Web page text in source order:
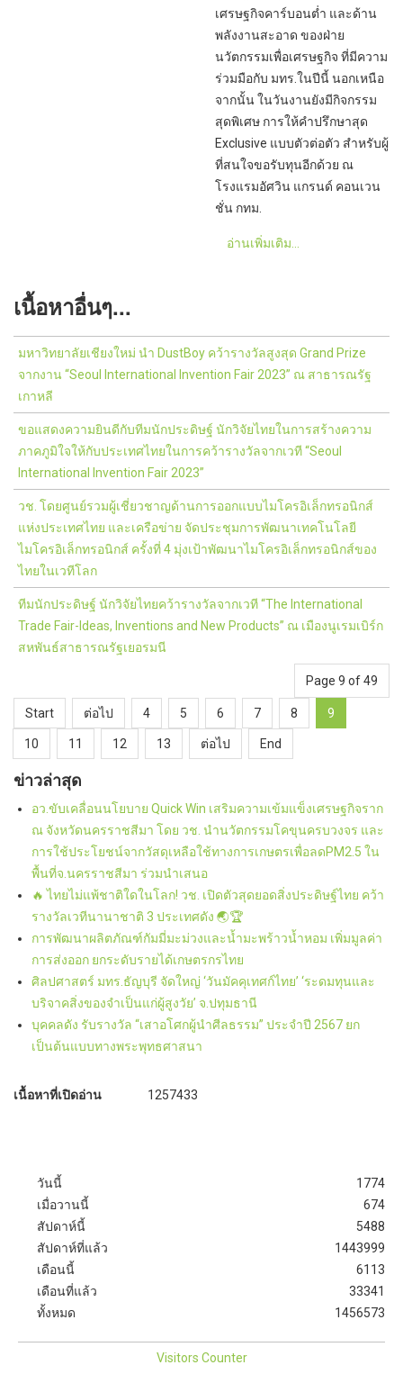
เศรษฐกิจคาร์บอนต่ำ และด้าน
พลังงานสะอาด ของฝ่าย
นวัตกรรมเพื่อเศรษฐกิจ ที่มีความ
ร่วมมือกับ มทร.ในปีนี้ นอกเหนือ
จากนั้น ในวันงานยังมีกิจกรรม
สุดพิเศษ การให้คำปรึกษาสุด
Exclusive แบบตัวต่อตัว สำหรับผู้
ที่สนใจขอรับทุนอีกด้วย ณ
โรงแรมอัศวิน แกรนด์ คอนเวน
ชั่น กทม.
อ่านเพิ่มเติม...
เนื้อหาอื่นๆ...
มหาวิทยาลัยเชียงใหม่ นำ DustBoy คว้ารางวัลสูงสุด Grand Prize
จากงาน “Seoul International Invention Fair 2023” ณ สาธารณรัฐ
เกาหลี
ขอแสดงความยินดีกับทีมนักประดิษฐ์ นักวิจัยไทยในการสร้างความ
ภาคภูมิใจให้กับประเทศไทยในการคว้ารางวัลจากเวที “Seoul
International Invention Fair 2023”
วช. โดยศูนย์รวมผู้เชี่ยวชาญด้านการออกแบบไมโครอิเล็กทรอนิกส์
แห่งประเทศไทย และเครือข่าย จัดประชุมการพัฒนาเทคโนโลยี
ไมโครอิเล็กทรอนิกส์ ครั้งที่ 4 มุ่งเป้าพัฒนาไมโครอิเล็กทรอนิกส์ของ
ไทยในเวทีโลก
ทีมนักประดิษฐ์ นักวิจัยไทยคว้ารางวัลจากเวที “The International
Trade Fair-Ideas, Inventions and New Products” ณ เมืองนูเรมเบิร์ก
สหพันธ์สาธารณรัฐเยอรมนี
Page 9 of 49
Start ต่อไป 4 5 6 7 8 9
10 11 12 13 ต่อไป End
ข่าวล่าสุด
อว.ขับเคลื่อนนโยบาย Quick Win เสริมความเข้มแข็งเศรษฐกิจราก
ณ จังหวัดนครราชสีมา โดย วช. นำนวัตกรรมโคขุนครบวงจร และ
การใช้ประโยชน์จากวัสดุเหลือใช้ทางการเกษตรเพื่อลดPM2.5 ใน
พื้นที่จ.นครราชสีมา ร่วมนำเสนอ
🔥 ไทยไม่แพ้ชาติใดในโลก! วช. เปิดตัวสุดยอดสิ่งประดิษฐ์ไทย คว้า
รางวัลเวทีนานาชาติ 3 ประเทศดัง 🌏🏆
การพัฒนาผลิตภัณฑ์กัมมี่มะม่วงและน้ำมะพร้าวน้ำหอม เพิ่มมูลค่า
การส่งออก ยกระดับรายได้เกษตรกรไทย
ศิลปศาสตร์ มทร.ธัญบุรี จัดใหญ่ ‘วันมัคคุเทศก์ไทย’ ‘ระดมทุนและ
บริจาคสิ่งของจำเป็นแก่ผู้สูงวัย’ จ.ปทุมธานี
บุคคลดัง รับรางวัล “เสาอโศกผู้นำศีลธรรม” ประจำปี 2567 ยก
เป็นต้นแบบทางพระพุทธศาสนา
เนื้อหาที่เปิดอ่าน 1257433
วันนี้
เมื่อวานนี้
สัปดาห์นี้
สัปดาห์ที่แล้ว
เดือนนี้
เดือนที่แล้ว
ทั้งหมด
1774
674
5488
1443999
6113
33341
1456573
Visitors Counter